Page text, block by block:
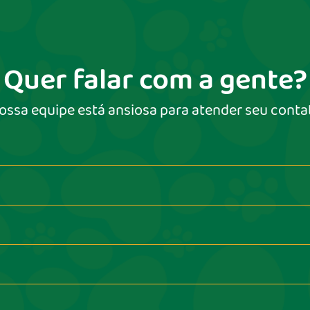
Quer falar com a gente?
equipe está ansiosa para atender seu